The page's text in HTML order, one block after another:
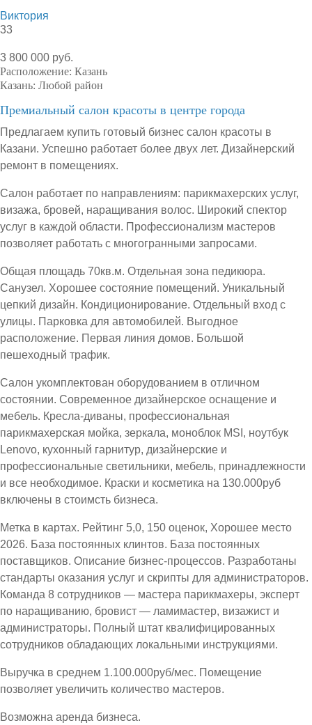
Виктория
33
3 800 000 руб.
Расположение: Казань
Казань: Любой район
Премиальный салон красоты в центре города
Предлагаем купить готовый бизнес салон красоты в
Казани. Успешно работает более двух лет. Дизайнерский
ремонт в помещениях.
Салон работает по направлениям: парикмахерских услуг,
визажа, бровей, наращивания волос. Широкий спектор
услуг в каждой области. Профессионализм мастеров
позволяет работать с многогранными запросами.
Общая площадь 70кв.м. Отдельная зона педикюра.
Санузел. Хорошее состояние помещений. Уникальный
цепкий дизайн. Кондиционирование. Отдельный вход с
улицы. Парковка для автомобилей. Выгодное
расположение. Первая линия домов. Большой
пешеходный трафик.
Салон укомплектован оборудованием в отличном
состоянии. Современное дизайнерское оснащение и
мебель. Кресла-диваны, профессиональная
парикмахерская мойка, зеркала, моноблок MSI, ноутбук
Lenovo, кухонный гарнитур, дизайнерские и
профессиональные светильники, мебель, принадлежности
и все необходимое. Краски и косметика на 130.000руб
включены в стоимсть бизнеса.
Метка в картах. Рейтинг 5,0, 150 оценок, Хорошее место
2026. База постоянных клинтов. База постоянных
поставщиков. Описание бизнес-процессов. Разработаны
стандарты оказания услуг и скрипты для администраторов.
Команда 8 сотрудников — мастера парикмахеры, эксперт
по наращиванию, бровист — ламимастер, визажист и
администраторы. Полный штат квалифицированных
сотрудников обладающих локальными инструкциями.
Выручка в среднем 1.100.000руб/мес. Помещение
позволяет увеличить количество мастеров.
Возможна аренда бизнеса.